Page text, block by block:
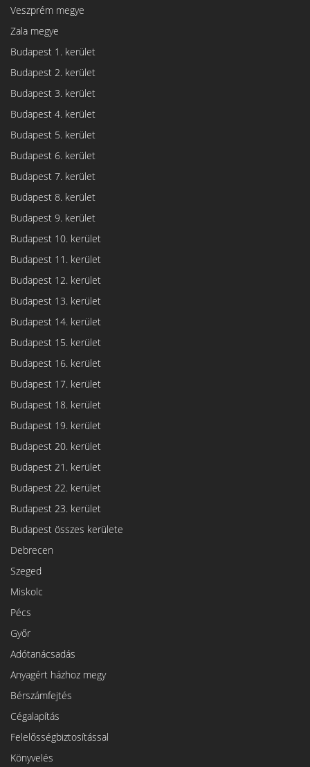
Veszprém megye
Zala megye
Budapest 1. kerület
Budapest 2. kerület
Budapest 3. kerület
Budapest 4. kerület
Budapest 5. kerület
Budapest 6. kerület
Budapest 7. kerület
Budapest 8. kerület
Budapest 9. kerület
Budapest 10. kerület
Budapest 11. kerület
Budapest 12. kerület
Budapest 13. kerület
Budapest 14. kerület
Budapest 15. kerület
Budapest 16. kerület
Budapest 17. kerület
Budapest 18. kerület
Budapest 19. kerület
Budapest 20. kerület
Budapest 21. kerület
Budapest 22. kerület
Budapest 23. kerület
Budapest összes kerülete
Debrecen
Szeged
Miskolc
Pécs
Győr
Adótanácsadás
Anyagért házhoz megy
Bérszámfejtés
Cégalapítás
Felelősségbiztosítással
Könyvelés